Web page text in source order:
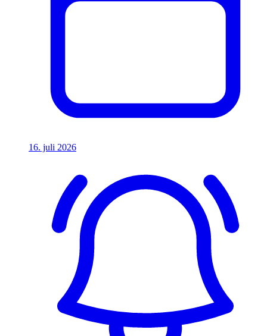
16. juli 2026